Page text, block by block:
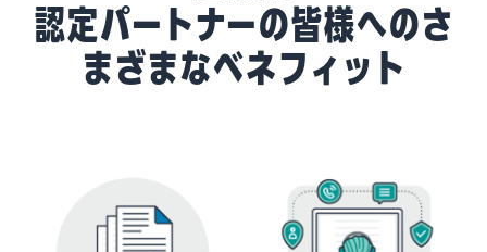
認定パートナーの皆様へのさ
まざまなベネフィット